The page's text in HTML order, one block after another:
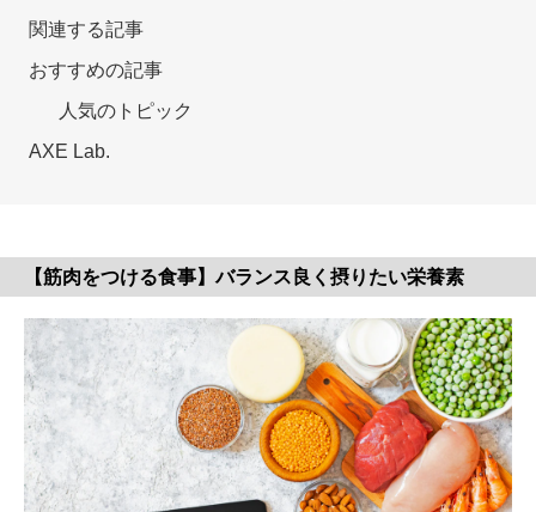
関連する記事
おすすめの記事
人気のトピック
AXE Lab.
【筋肉をつける食事】バランス良く摂りたい栄養素